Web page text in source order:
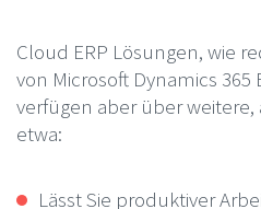
Cloud ERP Lösungen, wie
von Microsoft Dynamics 365
verfügen aber über weitere,
etwa:
Lässt Sie produktiver